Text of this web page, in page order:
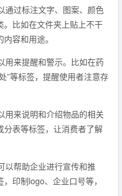
过标注文字、图案、颜色
比如在文件夹上贴上不干
容和用途。
来提醒和警示。比如在药
”等标签，提醒使用者注意存
来说明和介绍物品的相关
表等标签，让消费者了解
帮助企业进行宣传和推
印制logo、企业口号等，